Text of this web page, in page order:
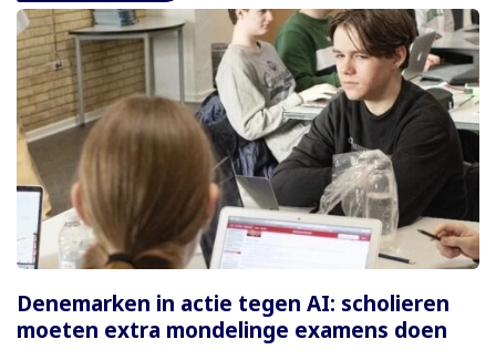
Denemarken in actie tegen AI: scholieren
moeten extra mondelinge examens doen